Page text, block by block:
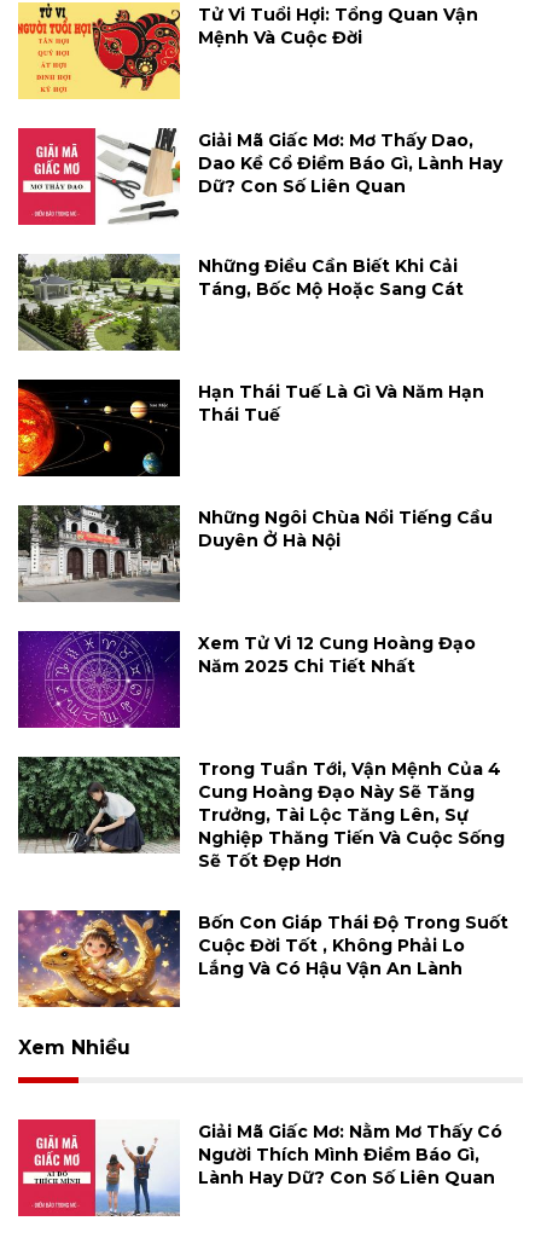
Tử Vi Tuổi Hợi: Tổng Quan Vận
Mệnh Và Cuộc Đời
Giải Mã Giấc Mơ: Mơ Thấy Dao,
Dao Kề Cổ Điềm Báo Gì, Lành Hay
Dữ? Con Số Liên Quan
Những Điều Cần Biết Khi Cải
Táng, Bốc Mộ Hoặc Sang Cát
Hạn Thái Tuế Là Gì Và Năm Hạn
Thái Tuế
Những Ngôi Chùa Nổi Tiếng Cầu
Duyên Ở Hà Nội
Xem Tử Vi 12 Cung Hoàng Đạo
Năm 2025 Chi Tiết Nhất
Trong Tuần Tới, Vận Mệnh Của 4
Cung Hoàng Đạo Này Sẽ Tăng
Trưởng, Tài Lộc Tăng Lên, Sự
Nghiệp Thăng Tiến Và Cuộc Sống
Sẽ Tốt Đẹp Hơn
Bốn Con Giáp Thái Độ Trong Suốt
Cuộc Đời Tốt , Không Phải Lo
Lắng Và Có Hậu Vận An Lành
Xem Nhiều
Giải Mã Giấc Mơ: Nằm Mơ Thấy Có
Người Thích Mình Điềm Báo Gì,
Lành Hay Dữ? Con Số Liên Quan